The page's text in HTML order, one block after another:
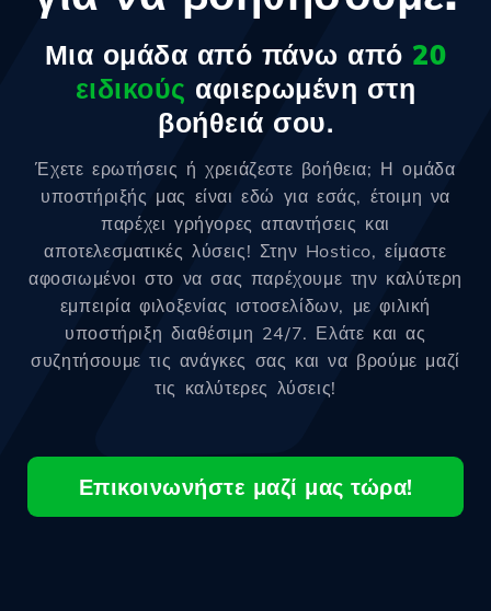
Μια ομάδα από πάνω από 20
ειδικούς αφιερωμένη στη
βοήθειά σου.
Έχετε ερωτήσεις ή χρειάζεστε βοήθεια; Η ομάδα
υποστήριξής μας είναι εδώ για εσάς, έτοιμη να
παρέχει γρήγορες απαντήσεις και
αποτελεσματικές λύσεις! Στην Hostico, είμαστε
αφοσιωμένοι στο να σας παρέχουμε την καλύτερη
εμπειρία φιλοξενίας ιστοσελίδων, με φιλική
υποστήριξη διαθέσιμη 24/7. Ελάτε και ας
συζητήσουμε τις ανάγκες σας και να βρούμε μαζί
τις καλύτερες λύσεις!
Επικοινωνήστε μαζί μας τώρα!